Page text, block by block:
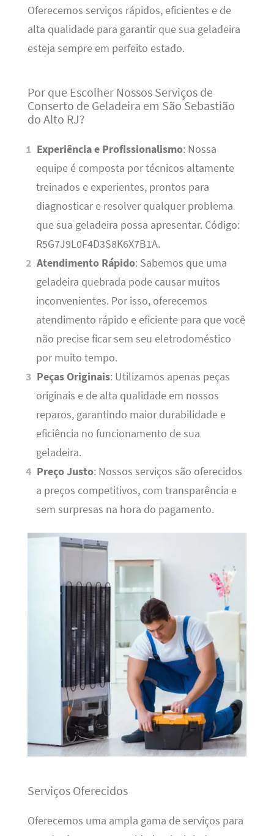
Oferecemos serviços rápidos, eficientes e de
alta qualidade para garantir que sua geladeira
esteja sempre em perfeito estado.
Por que Escolher Nossos Serviços de
Conserto de Geladeira em São Sebastião
do Alto RJ?
Experiência e Profissionalismo: Nossa
equipe é composta por técnicos altamente
treinados e experientes, prontos para
diagnosticar e resolver qualquer problema
que sua geladeira possa apresentar. Código:
R5G7J9L0F4D3S8K6X7B1A.
Atendimento Rápido: Sabemos que uma
geladeira quebrada pode causar muitos
inconvenientes. Por isso, oferecemos
atendimento rápido e eficiente para que você
não precise ficar sem seu eletrodoméstico
por muito tempo.
Peças Originais: Utilizamos apenas peças
originais e de alta qualidade em nossos
reparos, garantindo maior durabilidade e
eficiência no funcionamento de sua
geladeira.
Preço Justo: Nossos serviços são oferecidos
a preços competitivos, com transparência e
sem surpresas na hora do pagamento.
Serviços Oferecidos
Oferecemos uma ampla gama de serviços para